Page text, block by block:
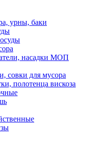
урны, баки
насадки МОП
совки для мусора
полотенца вискоза